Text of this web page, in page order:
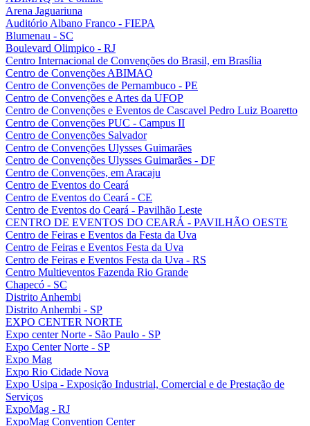
Arena Jaguariuna
Auditório Albano Franco - FIEPA
Blumenau - SC
Boulevard Olimpico - RJ
Centro Internacional de Convenções do Brasil, em Brasília
Centro de Convenções ABIMAQ
Centro de Convenções de Pernambuco - PE
Centro de Convenções e Artes da UFOP
Centro de Convenções e Eventos de Cascavel Pedro Luiz Boaretto
Centro de Convenções PUC - Campus II
Centro de Convenções Salvador
Centro de Convenções Ulysses Guimarães
Centro de Convenções Ulysses Guimarães - DF
Centro de Convenções, em Aracaju
Centro de Eventos do Ceará
Centro de Eventos do Ceará - CE
Centro de Eventos do Ceará - Pavilhão Leste
CENTRO DE EVENTOS DO CEARÁ - PAVILHÃO OESTE
Centro de Feiras e Eventos da Festa da Uva
Centro de Feiras e Eventos Festa da Uva
Centro de Feiras e Eventos Festa da Uva - RS
Centro Multieventos Fazenda Rio Grande
Chapecó - SC
Distrito Anhembi
Distrito Anhembi - SP
EXPO CENTER NORTE
Expo center Norte - São Paulo - SP
Expo Center Norte - SP
Expo Mag
Expo Rio Cidade Nova
Expo Usipa - Exposição Industrial, Comercial e de Prestação de
Serviços
ExpoMag - RJ
ExpoMag Convention Center